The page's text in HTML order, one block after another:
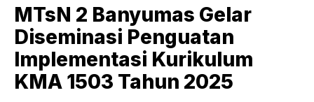
MTsN 2 Banyumas Gelar
Diseminasi Penguatan
Implementasi Kurikulum
KMA 1503 Tahun 2025